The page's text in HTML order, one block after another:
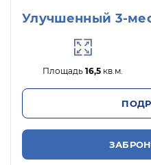
Улучшенный 3-
Площадь16,5 кв.м.